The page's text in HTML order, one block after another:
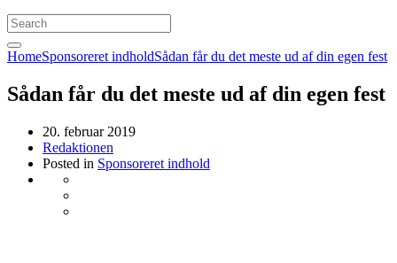
HomeSponsoreret indholdSådan får du det meste ud af din egen fest
Sådan får du det meste ud af din egen fest
20. februar 2019
Redaktionen
Posted in Sponsoreret indhold